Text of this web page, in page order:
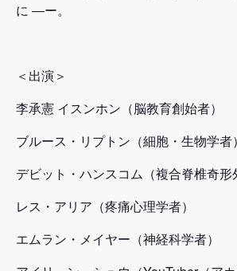
に ―ー。
＜出演＞
李承憲 イスンホン（脳教育創始者）
ブルース・リプトン（細胞・生物学者）
デビット・ハンスコム（複合脊椎奇形
レス・アリア（疼痛心理学者）
エムラン・メイヤー（神経科学者）